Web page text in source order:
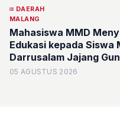
DAERAH
MALANG
Mahasiswa MMD
Edukasi kepada Siswa
Darrusalam Jajang
Kemandirian Pangan
05 AGUSTUS 2026